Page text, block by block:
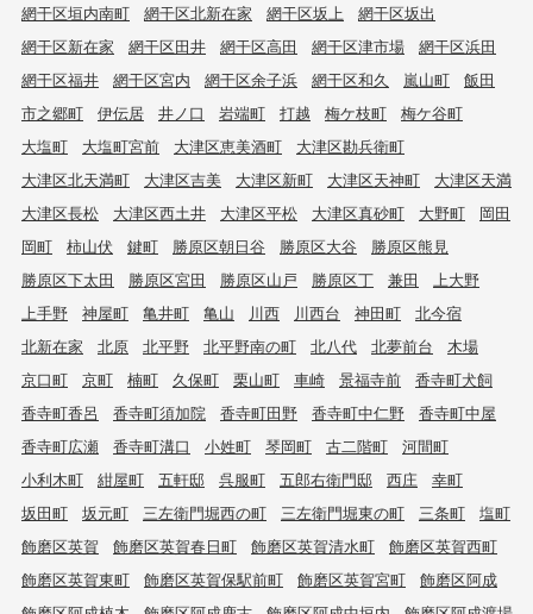
網干区垣内南町
網干区北新在家 網干区坂上
網干区坂出
網干区新在家
網干区田井 網干区高田 網干区津市場
網干区浜田
網干区福井
網干区宮内 網干区余子浜 網干区和久 嵐山町
飯田
市之郷町
伊伝居 井ノ口 岩端町 打越 梅ケ枝町
梅ケ谷町
大塩町
大塩町宮前 大津区恵美酒町
大津区勘兵衛町
大津区北天満町
大津区吉美 大津区新町 大津区天神町
大津区天満
大津区長松
大津区西土井 大津区平松 大津区真砂町 大野町
岡田
岡町
柿山伏 鍵町 勝原区朝日谷 勝原区大谷
勝原区熊見
勝原区下太田
勝原区宮田 勝原区山戸 勝原区丁 兼田
上大野
上手野
神屋町 亀井町 亀山 川西 川西台 神田町
北今宿
北新在家
北原 北平野 北平野南の町 北八代 北夢前台
木場
京口町
京町 楠町 久保町 栗山町 車崎 景福寺前
香寺町犬飼
香寺町香呂
香寺町須加院 香寺町田野 香寺町中仁野
香寺町中屋
香寺町広瀬
香寺町溝口 小姓町 琴岡町 古二階町
河間町
小利木町
紺屋町 五軒邸 呉服町 五郎右衛門邸 西庄
幸町
坂田町
坂元町 三左衛門堀西の町 三左衛門堀東の町 三条町
塩町
飾磨区英賀
飾磨区英賀春日町 飾磨区英賀清水町
飾磨区英賀西町
飾磨区英賀東町
飾磨区英賀保駅前町 飾磨区英賀宮町
飾磨区阿成